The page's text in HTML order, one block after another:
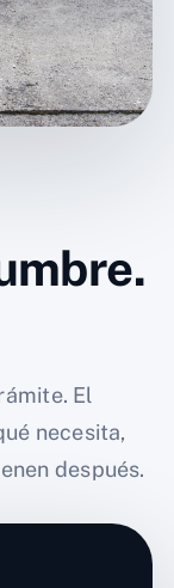
El
necesita,
después.